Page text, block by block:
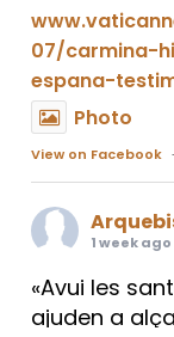
07/carmina-
espana-
Photo
View on Facebook ·
1 week ago
«Avui les
ajuden a